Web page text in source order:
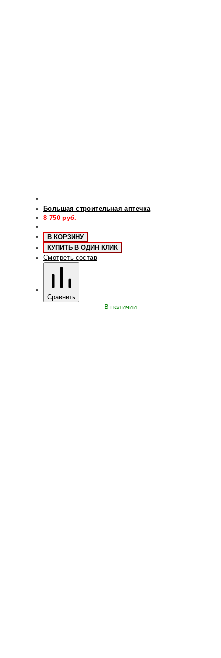
Большая строительная аптечка
8 750 руб.
В КОРЗИНУ
КУПИТЬ В ОДИН КЛИК
Смотреть состав
Сравнить
В наличии